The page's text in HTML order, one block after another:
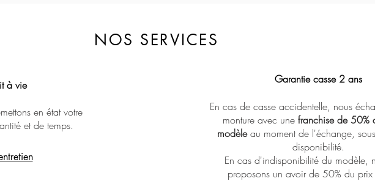
NOS SERVICES
à vie​​​
en état votre
et de temps.
Garantie casse 2 ans
En cas de casse accidentelle, nous
monture avec une franchise de 50%
modèleau moment de l'échange,
disponibilité.
En cas d'indisponibilité du modèle,
proposons un avoir de 50% du